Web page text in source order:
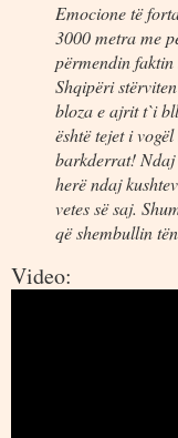
Emocione të
3000 metra me
përmendin faktin
Shqipëri
bloza e ajrit t`i
është tejet i
barkderrat! Ndaj
herë ndaj
vetes së saj.
që shembullin
Video: